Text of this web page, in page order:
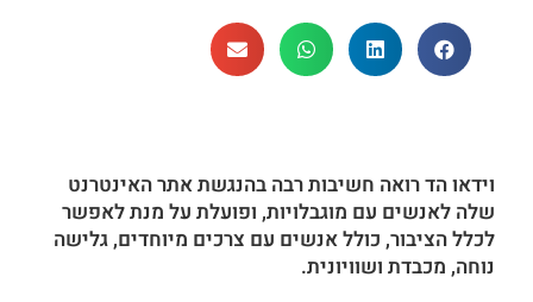
וידאו הד רואה חשיבות רבה בהנגשת אתר האינטרנט
שלה לאנשים עם מוגבלויות, ופועלת על מנת לאפשר
לכלל הציבור, כולל אנשים עם צרכים מיוחדים, גלישה
נוחה, מכבדת ושוויונית.